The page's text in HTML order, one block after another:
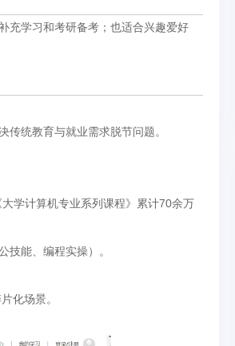
充学习和考研备考；也适合兴趣爱好
统教育与就业需求脱节问题。
学计算机专业系列课程》累计70余万
技能、编程实操）。
化场景。